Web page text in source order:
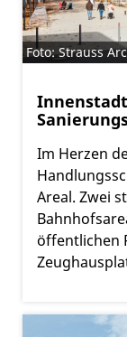
Foto: Strauss
Im Herzen
Areal. Zwei
öffentlichen